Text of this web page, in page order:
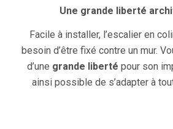
Une grande liberté
Facile à installer, l’escalier en
besoin d’être fixé contre un mur.
d’une grande liberté pour son
ainsi possible de s’adapter à